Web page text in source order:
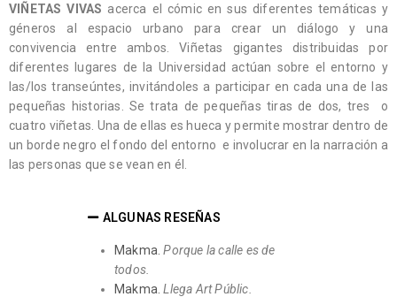
VIÑETAS VIVAS acerca el cómic en sus diferentes temáticas y
géneros al espacio urbano para crear un diálogo y una
convivencia entre ambos. Viñetas gigantes distribuidas por
diferentes lugares de la Universidad actúan sobre el entorno y
las/los transeúntes, invitándoles a participar en cada una de las
pequeñas historias. Se trata de pequeñas tiras de dos, tres o
cuatro viñetas. Una de ellas es hueca y permite mostrar dentro de
un borde negro el fondo del entorno e involucrar en la narración a
las personas que se vean en él.
ALGUNAS RESEÑAS
Makma. Porque la calle es de
todos.
Makma. Llega Art Públic.